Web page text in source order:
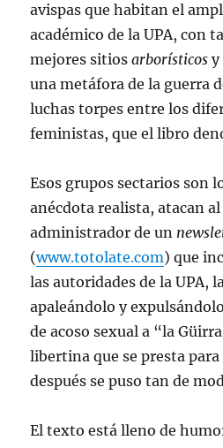
avispas que habitan el
académico de la UPA, con
mejores sitiosarborísticos y
una metáfora de la guerra
luchas torpes entre los
feministas, que el libro
Esos grupos sectarios son
anécdota realista, atacan
administrador de un
(www.totolate.com) que
las autoridades de la UPA,
apaleándolo y
de acoso sexual a “la
libertina que se presta
después se puso tan de
El texto está lleno de